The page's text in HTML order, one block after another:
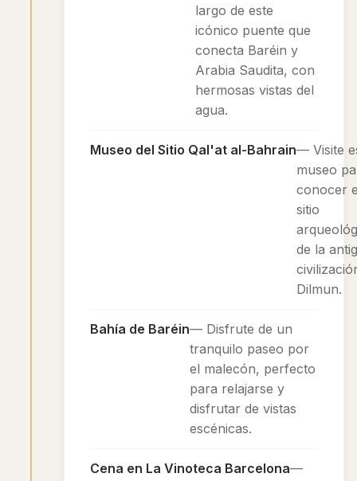
largo de este
icónico puente que
conecta Baréin y
Arabia Saudita, con
hermosas vistas del
agua.
Museo del Sitio Qal'at al-Bahrain— Visite
museo
conocer
sitio
de la
Dilmun.
Bahía de Baréin— Disfrute de un
tranquilo paseo por
el malecón, perfecto
para relajarse y
disfrutar de vistas
escénicas.
Cena en La Vinoteca Barcelona—